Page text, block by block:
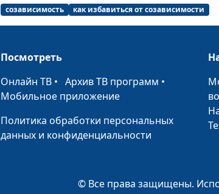
созависимость как избавиться от созависимости
Посмотреть
Онлайн ТВ • Архив ТВ программ •
Мобильное приложение
Политика обработки персональных
данных и конфиденциальности
© Все права защищены.